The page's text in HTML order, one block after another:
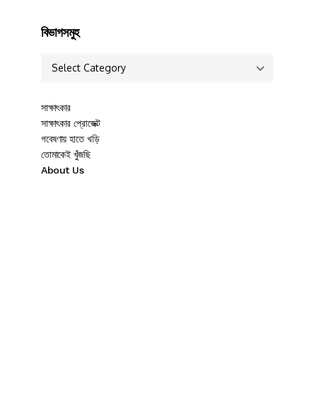
বিভাগসমুহ
সাক্ষাৎকার
সাক্ষাৎকার প্রোজেক্ট
গবেষণায় হাতে খড়ি
তোমাকেই খুঁজছি
About Us